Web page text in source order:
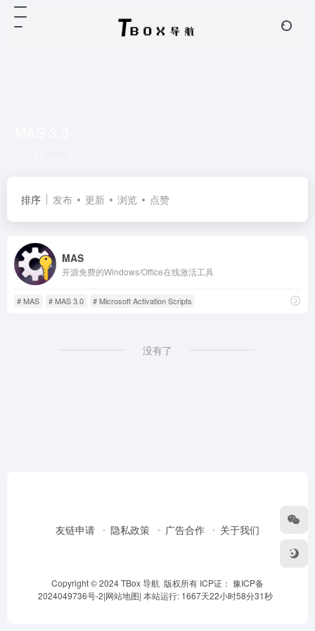
排序 发布 更新 浏览 点赞
MAS
开源免费的Windows/Office在线激活工具
# MAS # MAS 3.0 # Microsoft Activation Scripts
没有了
友链申请 隐私政策 广告合作 关于我们
Copyright © 2024 TBox 导航 版权所有 ICP证： 豫ICP备
2024049736号-2|网站地图| 本站运行: 1667天22小时58分31秒